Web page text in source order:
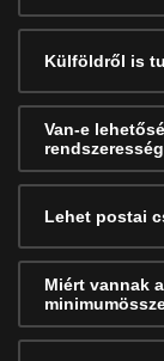
Külföldről is
Van-e
Lehet postai
Miért vannak